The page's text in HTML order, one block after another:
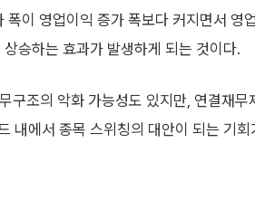
이 영업이익 증가 폭보다 커지면서 영
승하는 효과가 발생하게 되는 것이다.
조의 악화 가능성도 있지만, 연결재무
내에서 종목 스위칭의 대안이 되는 기회